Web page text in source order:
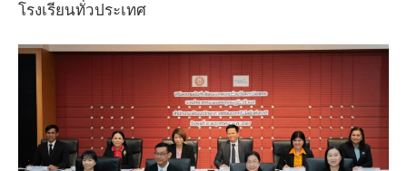
โรงเรียนทั่วประเทศ